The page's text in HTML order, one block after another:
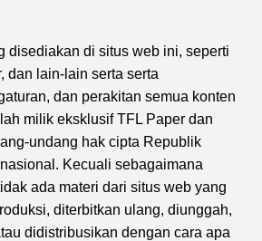
disediakan di situs web ini, seperti
dan lain-lain serta serta
dan perakitan semua konten
milik eksklusif TFL Paper dan
undang hak cipta Republik
Kecuali sebagaimana
ada materi dari situs web yang
diterbitkan ulang, diunggah,
didistribusikan dengan cara apa